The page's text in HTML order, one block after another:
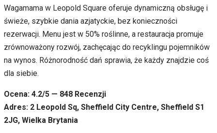
Wagamama w Leopold Square oferuje dynamiczną obsługę i
świeże, szybkie dania azjatyckie, bez konieczności
rezerwacji. Menu jest w 50% roślinne, a restauracja promuje
zrównoważony rozwój, zachęcając do recyklingu pojemników
na wynos. Różnorodność dań sprawia, że każdy znajdzie coś
dla siebie.
Ocena: 4.2/5 — 848 Recenzji
Adres: 2 Leopold Sq, Sheffield City Centre, Sheffield S1
2JG, Wielka Brytania